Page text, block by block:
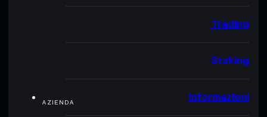
Trading
Staking
AZIENDA Informazioni